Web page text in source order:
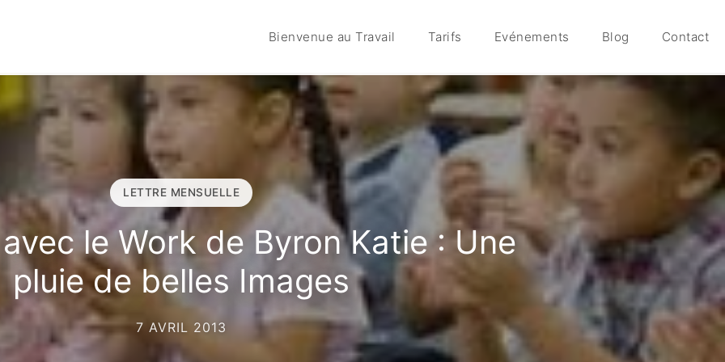
Bienvenue au Travail Tarifs Evénements Blog Contact
LETTRE MENSUELLE
le Work de Byron Katie : Une
pluie de belles Images
7 AVRIL 2013